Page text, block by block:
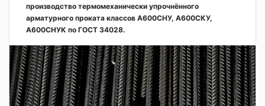
производство термомеханически упрочнённого
арматурного проката классов А600СНУ, А600СКУ,
А600СНУК по ГОСТ 34028.